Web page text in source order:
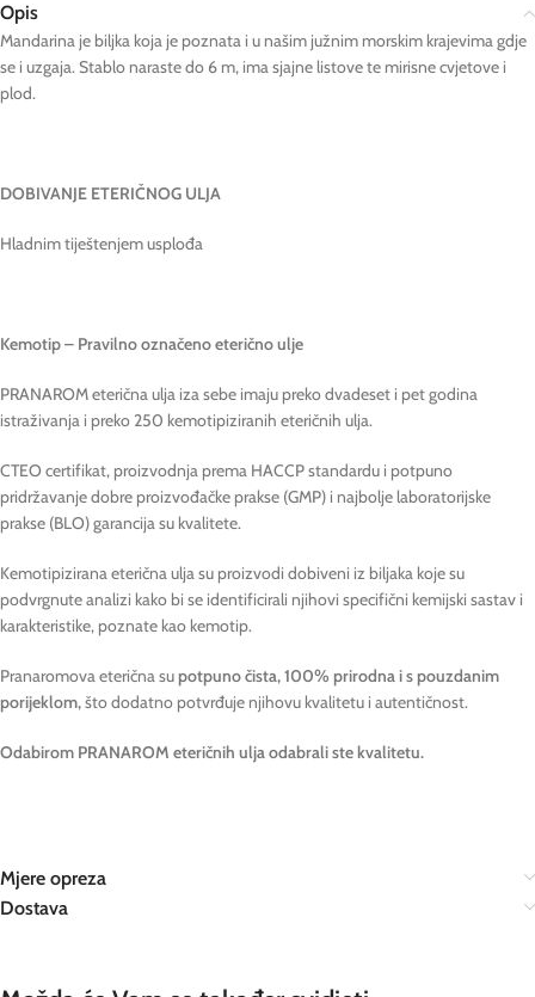
Opis
Mandarina je biljka koja je poznata i u našim južnim morskim krajevima gdje
se i uzgaja. Stablo naraste do 6 m, ima sjajne listove te mirisne cvjetove i
plod.
DOBIVANJE ETERIČNOG ULJA
Hladnim tiještenjem usplođa
Kemotip – Pravilno označeno eterično ulje
PRANAROM eterična ulja iza sebe imaju preko dvadeset i pet godina
istraživanja i preko 250 kemotipiziranih eteričnih ulja.
CTEO certifikat, proizvodnja prema HACCP standardu i potpuno
pridržavanje dobre proizvođačke prakse (GMP) i najbolje laboratorijske
prakse (BLO) garancija su kvalitete.
Kemotipizirana eterična ulja su proizvodi dobiveni iz biljaka koje su
podvrgnute analizi kako bi se identificirali njihovi specifični kemijski sastav i
karakteristike, poznate kao kemotip.
Pranaromova eterična supotpuno čista, 100% prirodna i s pouzdanim
porijeklom,što dodatno potvrđuje njihovu kvalitetu i autentičnost.
Odabirom PRANAROM eteričnih ulja odabrali ste kvalitetu.
Mjere opreza
Dostava